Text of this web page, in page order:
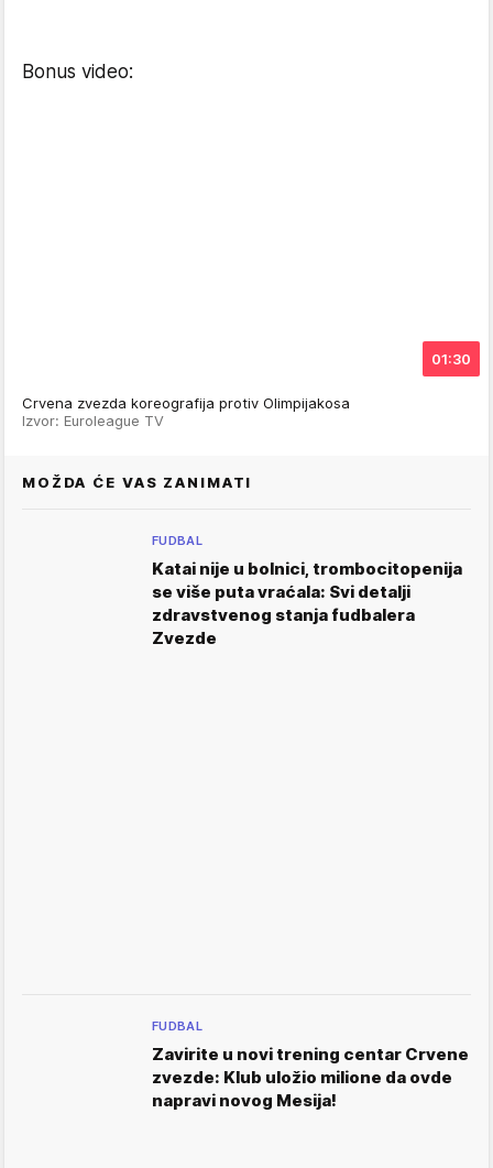
Bonus video:
01:30
Crvena zvezda koreografija protiv Olimpijakosa
Izvor: Euroleague TV
MOŽDA ĆE VAS ZANIMATI
FUDBAL
Katai nije u bolnici, trombocitopenija
se više puta vraćala: Svi detalji
zdravstvenog stanja fudbalera
Zvezde
FUDBAL
Zavirite u novi trening centar Crvene
zvezde: Klub uložio milione da ovde
napravi novog Mesija!